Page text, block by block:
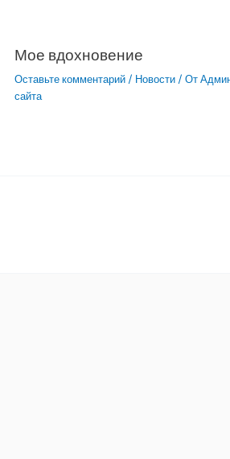
Мое вдохновение
Оставьте комментарий / Новости / От
сайта